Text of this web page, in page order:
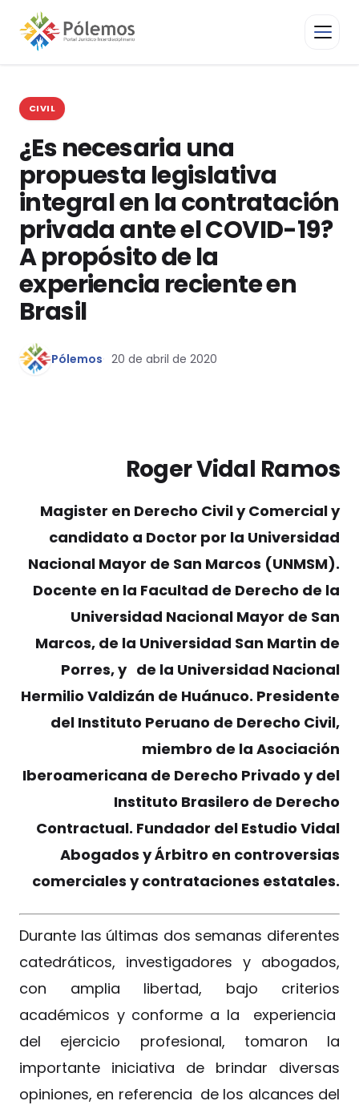
CIVIL
¿Es necesaria una
propuesta legislativa
integral en la contratación
privada ante el COVID-19?
A propósito de la
experiencia reciente en
Brasil
Pólemos 20 de abril de 2020
Roger Vidal Ramos
Magister en Derecho Civil y Comercial y
candidato a Doctor por la Universidad
Nacional Mayor de San Marcos (UNMSM).
Docente en la Facultad de Derecho de la
Universidad Nacional Mayor de San
Marcos, de la Universidad San Martin de
Porres, y de la Universidad Nacional
Hermilio Valdizán de Huánuco. Presidente
del Instituto Peruano de Derecho Civil,
miembro de la Asociación
Iberoamericana de Derecho Privado y del
Instituto Brasilero de Derecho
Contractual. Fundador del Estudio Vidal
Abogados y Árbitro en controversias
comerciales y contrataciones estatales.
Durante las últimas dos semanas diferentes
catedráticos, investigadores y abogados,
con amplia libertad, bajo criterios
académicos y conforme a la experiencia
del ejercicio profesional, tomaron la
importante iniciativa de brindar diversas
opiniones, en referencia de los alcances del